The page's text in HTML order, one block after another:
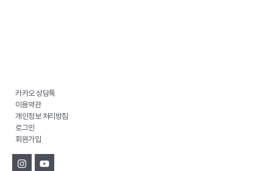
카카오 상담톡
이용약관
개인정보 처리방침
로그인
회원가입